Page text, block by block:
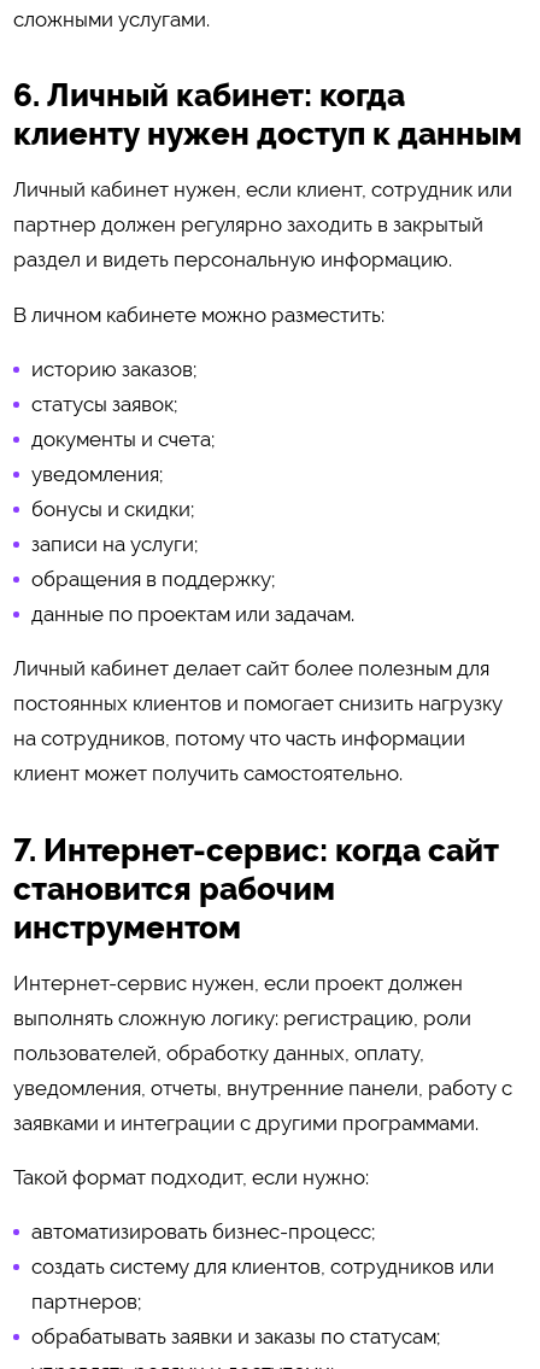
сложными услугами.
6. Личный кабинет: когда
клиенту нужен доступ к данным
Личный кабинет нужен, если клиент, сотрудник или
партнер должен регулярно заходить в закрытый
раздел и видеть персональную информацию.
В личном кабинете можно разместить:
историю заказов;
статусы заявок;
документы и счета;
уведомления;
бонусы и скидки;
записи на услуги;
обращения в поддержку;
данные по проектам или задачам.
Личный кабинет делает сайт более полезным для
постоянных клиентов и помогает снизить нагрузку
на сотрудников, потому что часть информации
клиент может получить самостоятельно.
7. Интернет-сервис: когда сайт
становится рабочим
инструментом
Интернет-сервис нужен, если проект должен
выполнять сложную логику: регистрацию, роли
пользователей, обработку данных, оплату,
уведомления, отчеты, внутренние панели, работу с
заявками и интеграции с другими программами.
Такой формат подходит, если нужно:
автоматизировать бизнес-процесс;
создать систему для клиентов, сотрудников или
партнеров;
обрабатывать заявки и заказы по статусам;